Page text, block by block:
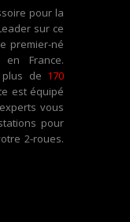
pour la
sur ce
premier-né
en France.
de 170
est équipé
vous
pour
2-roues.